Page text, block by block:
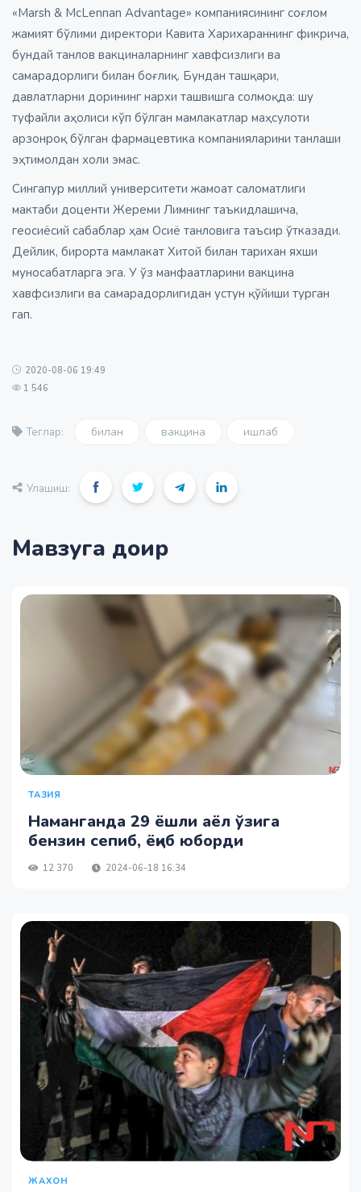
«Marsh & McLennan Advantage» компаниясининг соғлом
жамият бўлими директори Кавита Харихараннинг фикрича,
бундай танлов вакциналарнинг хавфсизлиги ва
самарадорлиги билан боғлиқ. Бундан ташқари,
давлатларни дорининг нархи ташвишга солмоқда: шу
туфайли аҳолиси кўп бўлган мамлакатлар маҳсулоти
арзонроқ бўлган фармацевтика компанияларини танлаши
эҳтимолдан холи эмас.
Сингапур миллий университети жамоат саломатлиги
мактаби доценти Жереми Лимнинг таъкидлашича,
геосиёсий сабаблар ҳам Осиё танловига таъсир ўтказади.
Дейлик, бирорта мамлакат Хитой билан тарихан яхши
муносабатларга эга. У ўз манфаатларини вакцина
хавфсизлиги ва самарадорлигидан устун қўйиши турган
гап.
2020-08-06 19:49
1 546
Теглар: билан вакцина ишлаб
Улашиш:
Мавзуга доир
ТАЗИЯ
Наманганда 29 ёшли аёл ўзига
бензин сепиб, ёқиб юборди
12 370 2024-06-18 16:34
ЖАХОН